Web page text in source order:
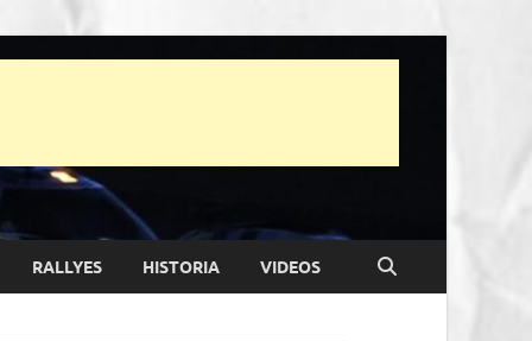
RALLYES HISTORIA VIDEOS